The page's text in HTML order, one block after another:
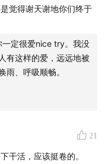
做到什么程度，你会
口秀行业这几年的
个行业有重要影响
觉得谢天谢地你们终于
一定很爱nice try。我没
有这样的爱，远远地被
雨、呼吸顺畅。
21
干活，应该挺卷的。